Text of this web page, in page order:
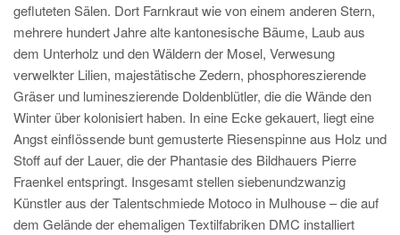
gefluteten Sälen. Dort Farnkraut wie von einem anderen Stern,
mehrere hundert Jahre alte kantonesische Bäume, Laub aus
dem Unterholz und den Wäldern der Mosel, Verwesung
verwelkter Lilien, majestätische Zedern, phosphoreszierende
Gräser und lumineszierende Doldenblütler, die die Wände den
Winter über kolonisiert haben. In eine Ecke gekauert, liegt eine
Angst einflössende bunt gemusterte Riesenspinne aus Holz und
Stoff auf der Lauer, die der Phantasie des Bildhauers Pierre
Fraenkel entspringt. Insgesamt stellen siebenundzwanzig
Künstler aus der Talentschmiede Motoco in Mulhouse – die auf
dem Gelände der ehemaligen Textilfabriken DMC installiert